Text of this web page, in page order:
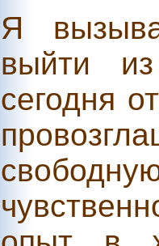
Я
выйти
сегодня